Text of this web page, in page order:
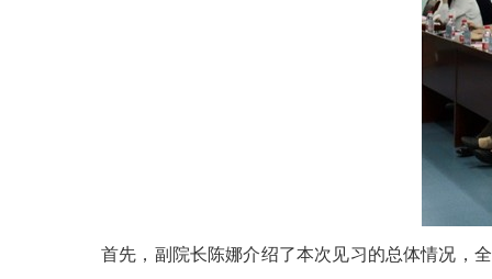
首先，副院长陈娜介绍了本次见习的总体情况，